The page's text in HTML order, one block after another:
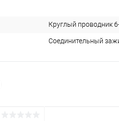
Круглый проводник
Соединительный